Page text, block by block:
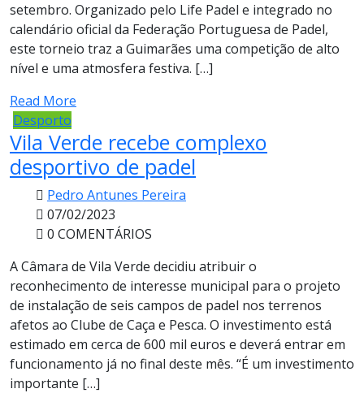
setembro. Organizado pelo Life Padel e integrado no
calendário oficial da Federação Portuguesa de Padel,
este torneio traz a Guimarães uma competição de alto
nível e uma atmosfera festiva. […]
Read More
Desporto
Vila Verde recebe complexo
desportivo de padel
Pedro Antunes Pereira
07/02/2023
0 COMENTÁRIOS
A Câmara de Vila Verde decidiu atribuir o
reconhecimento de interesse municipal para o projeto
de instalação de seis campos de padel nos terrenos
afetos ao Clube de Caça e Pesca. O investimento está
estimado em cerca de 600 mil euros e deverá entrar em
funcionamento já no final deste mês. “É um investimento
importante […]